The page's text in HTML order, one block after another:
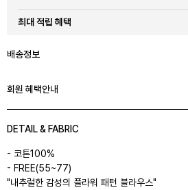
최대 적립 혜택
배송정보
회원 혜택안내
DETAIL & FABRIC
- 코튼100%
- FREE(55~77)
"내추럴한 감성의 플라워 패턴 블라우스"